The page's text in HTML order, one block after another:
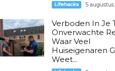
Lifehacks 5 augustus
Verboden In Je
Onverwachte
Waar Veel
Huiseigenaren
Weet...